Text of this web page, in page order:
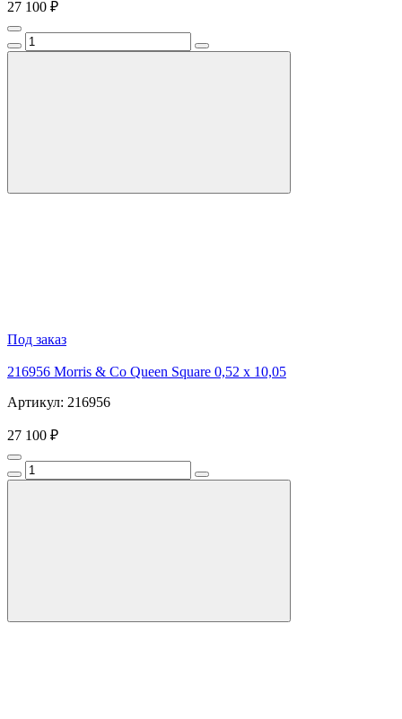
27 100 ₽
Под заказ
216956 Morris & Co Queen Square 0,52 x 10,05
Артикул: 216956
27 100 ₽